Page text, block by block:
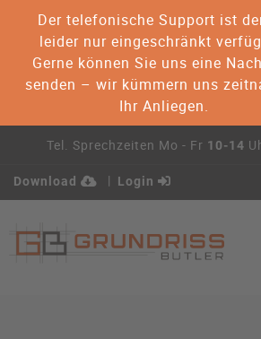
Der telefonische Support ist
leider nur eingeschränkt
Gerne können Sie uns eine
senden – wir kümmern uns
Ihr Anliegen.
Tel. Sprechzeiten Mo - Fr 10-14
Download Login